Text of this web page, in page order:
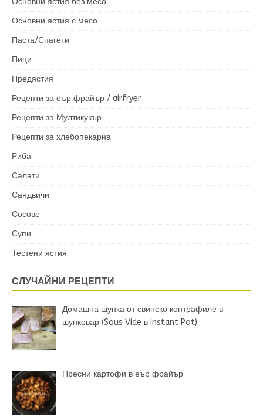
Основни ястия с месо
Паста/Спагети
Пици
Предястия
Рецепти за еър фрайър / airfryer
Рецепти за Мултикукър
Рецепти за хлебопекарна
Риба
Салати
Сандвичи
Сосове
Супи
Тестени ястия
СЛУЧАЙНИ РЕЦЕПТИ
Домашна шунка от свинско контрафиле в
шунковар (Sous Vide в Instant Pot)
Пресни картофи в еър фрайър